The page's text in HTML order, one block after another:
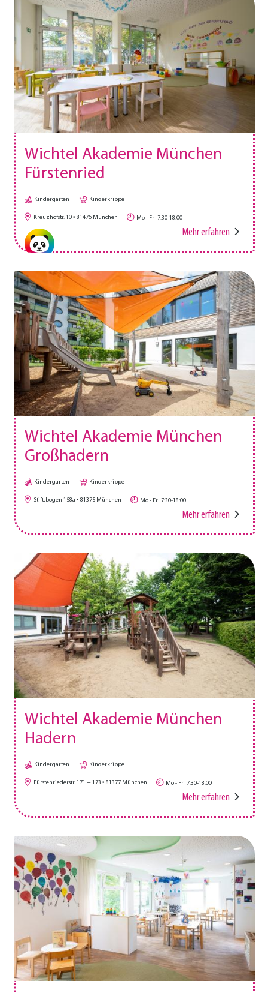
Wichtel Akademie München
Fürstenried
Kindergarten Kinderkrippe
Kreuzhofstr. 10 81476 München Mo - Fr 7:30-18:00
Mehr erfahren
Wichtel Akademie München
Großhadern
Kindergarten Kinderkrippe
Stiftsbogen 158a 81375 München Mo - Fr 7:30-18:00
Mehr erfahren
Wichtel Akademie München
Hadern
Kindergarten Kinderkrippe
Fürstenriederstr. 171 + 173 81377 München Mo - Fr 7:30-18:00
Mehr erfahren